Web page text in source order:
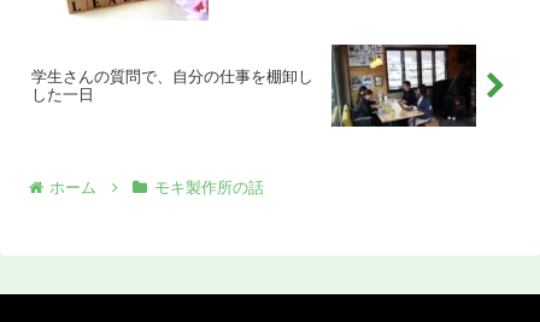
学生さんの質問で、自分の仕事を棚卸し
した一日
ホーム モキ製作所の話